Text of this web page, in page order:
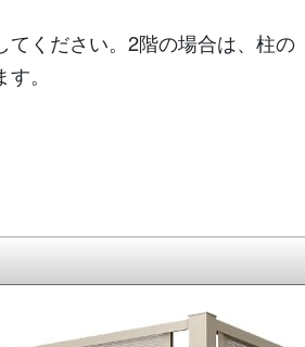
ください。2階の場合は、柱の
。